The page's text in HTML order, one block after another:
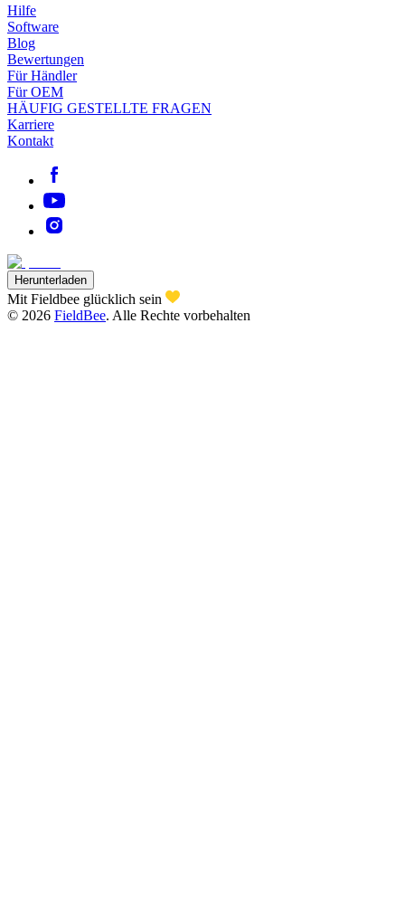
Hilfe
Software
Blog
Bewertungen
Für Händler
Für OEM
HÄUFIG GESTELLTE FRAGEN
Karriere
Kontakt
Herunterladen
Mit Fieldbee glücklich sein
© 2026 FieldBee. Alle Rechte vorbehalten